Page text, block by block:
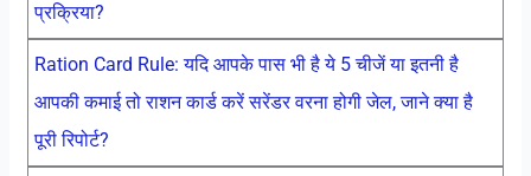
प्रक्रिया?
Ration Card Rule: यदि आपके पास भी है ये 5 चीजें या इतनी है
आपकी कमाई तो राशन कार्ड करें सरेंडर वरना होगी जेल, जाने क्या है
पूरी रिपोर्ट?